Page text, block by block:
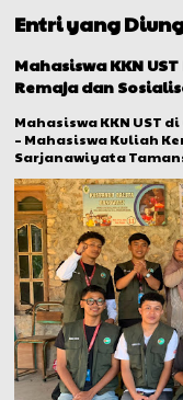
Entri yang
Mahasiswa KKN
Remaja dan
Mahasiswa KKN UST
– Mahasiswa Kuliah
Sarjanawiyata